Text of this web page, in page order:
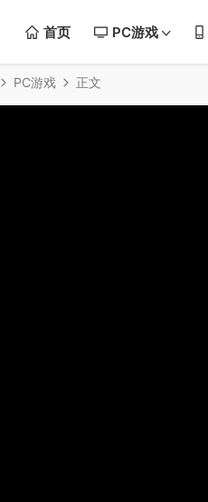
首页 PC游戏
PC游戏 正文
75% 100%